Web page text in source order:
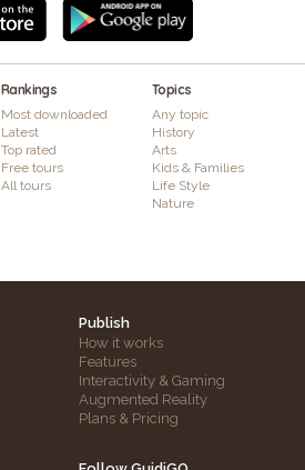
Rankings
Most downloaded
Latest
Top rated
Free tours
All tours
Topics
Any topic
History
Arts
Kids & Families
Life Style
Nature
Publish
How it works
Features
Interactivity & Gaming
Augmented Reality
Plans & Pricing